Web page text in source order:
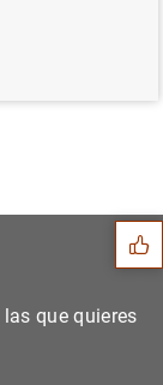
Sugerencias
que quieres